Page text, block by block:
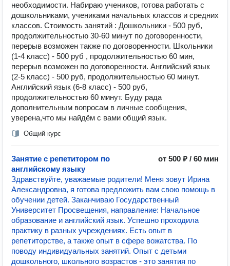
необходимости. Набираю учеников, готова работать с
дошкольниками, учениками начальных классов и средних
классов. Стоимость занятий : Дошкольники - 500 руб,
продолжительностью 30-60 минут по договоренности,
перерыв возможен также по договоренности. Школьники
(1-4 класс) - 500 руб , продолжительностью 60 мин,
перерыв возможен по договоренности. Английский язык
(2-5 класс) - 500 руб, продолжительностью 60 минут.
Английский язык (6-8 класс) - 500 руб,
продолжительностью 60 минут. Буду рада
дополнительным вопросам в личные сообщения,
уверена,что мы найдём с вами общий язык.
Общий курс
Занятие с репетитором по
английскому языку
от 500 ₽ / 60 мин
Здравствуйте, уважаемые родители! Меня зовут Ирина
Александровна, я готова предложить вам свою помощь в
обучении детей. Заканчиваю Государственный
Университет Просвещения, направление: Начальное
образование и английский язык. Успешно проходила
практику в разных учреждениях. Есть опыт в
репетиторстве, а также опыт в сфере вожатства. По
поводу индивидуальных занятий. Опыт с детьми
дошкольного, школьного возрастов - это занятия по